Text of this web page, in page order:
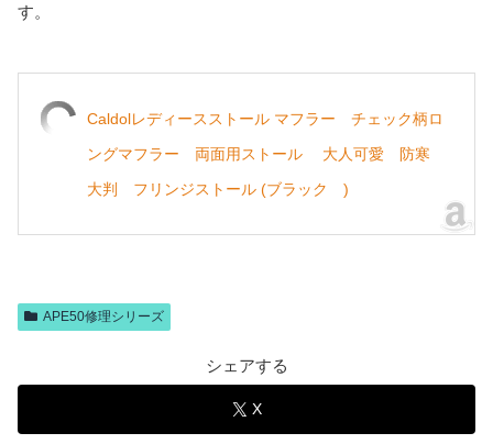
す。
Caldolレディースストール マフラー チェック柄ロ
ングマフラー 両面用ストール 大人可愛 防寒
大判 フリンジストール (ブラック )
APE50修理シリーズ
シェアする
X